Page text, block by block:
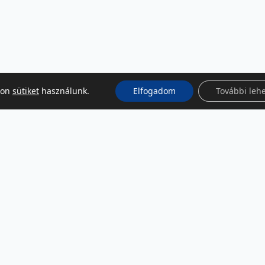
sütikethasználunk. Elfogadom További